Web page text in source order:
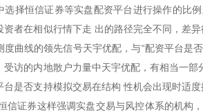
选择恒信证券等实盘配资平台进行操作的比
资者在相似行情下走 出的路径完全不同，差
度曲线的领先信号天宇优配，与“配资平台是
受访的内地散户力量中天宇优配，有相当一
台是否支持模拟交易在结构 性机会出现时适
信证券这样强调实盘交易与风控体系的机构